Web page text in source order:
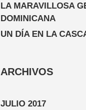
LA MARAVILLOSA
DOMINICANA
UN DÍA EN LA
ARCHIVOS
JULIO 2017